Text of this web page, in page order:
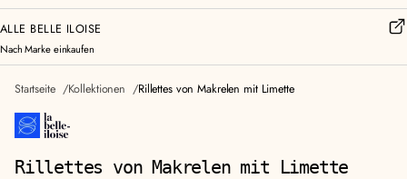
ALLE BELLE ILOISE
Nach Marke einkaufen
Startseite Kollektionen Rillettes von Makrelen mit Limette
Rillettes von Makrelen mit Limette